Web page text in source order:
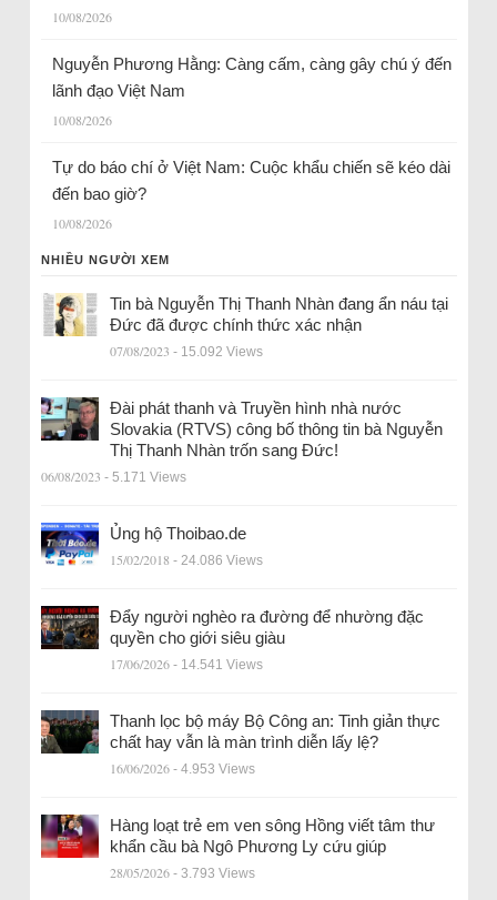
10/08/2026
Nguyễn Phương Hằng: Càng cấm, càng gây chú ý đến
lãnh đạo Việt Nam
10/08/2026
Tự do báo chí ở Việt Nam: Cuộc khẩu chiến sẽ kéo dài
đến bao giờ?
10/08/2026
NHIỀU NGƯỜI XEM
Tin bà Nguyễn Thị Thanh Nhàn đang ẩn náu tại
Đức đã được chính thức xác nhận
07/08/2023 - 15.092 Views
Đài phát thanh và Truyền hình nhà nước
Slovakia (RTVS) công bố thông tin bà Nguyễn
Thị Thanh Nhàn trốn sang Đức!
06/08/2023 - 5.171 Views
Ủng hộ Thoibao.de
15/02/2018 - 24.086 Views
Đẩy người nghèo ra đường để nhường đặc
quyền cho giới siêu giàu
17/06/2026 - 14.541 Views
Thanh lọc bộ máy Bộ Công an: Tinh giản thực
chất hay vẫn là màn trình diễn lấy lệ?
16/06/2026 - 4.953 Views
Hàng loạt trẻ em ven sông Hồng viết tâm thư
khẩn cầu bà Ngô Phương Ly cứu giúp
28/05/2026 - 3.793 Views